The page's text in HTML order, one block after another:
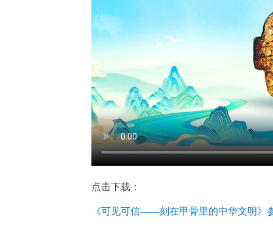
点击下载：
《可见可信——刻在甲骨里的中华文明》